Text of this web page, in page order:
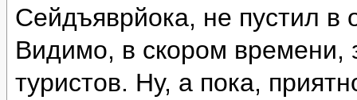
Сейдъяврйока, не пустил в
Видимо, в скором времени,
туристов. Ну, а пока,